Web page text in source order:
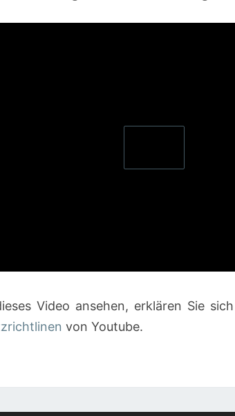
Video ansehen, erklären Sie
von Youtube.